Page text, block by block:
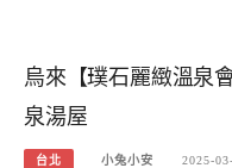
烏來【璞石麗緻溫泉
泉湯屋
台北 小兔小安 2025-